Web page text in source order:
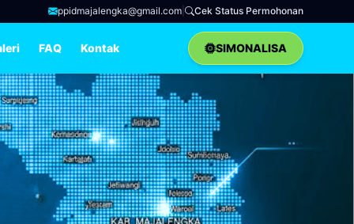
ppidmajalengka@gmail.com Cek Status Permohonan
FAQ Kontak SIMONALISA